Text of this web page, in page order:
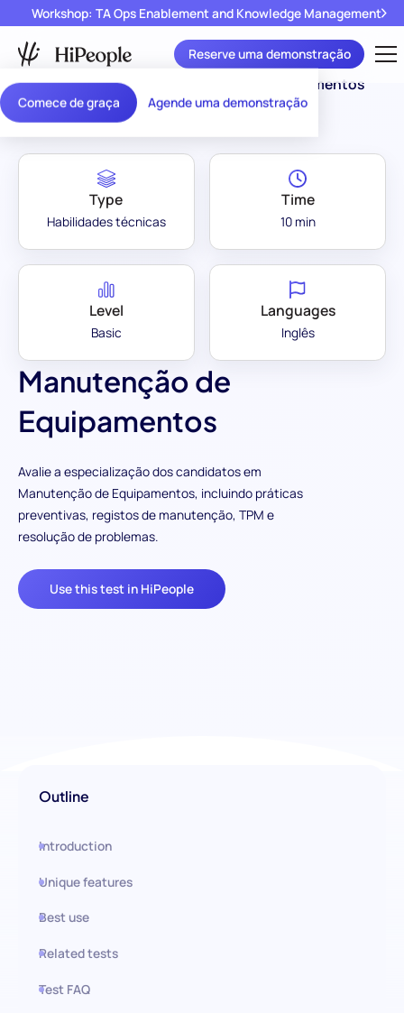
Comece de graça Agende uma demonstração
Workshop: TA Ops Enablement and Knowledge Management
Reserve uma demonstração
Assessment Library Manutenção de Equipamentos
Manutenção de
Equipamentos
Avalie a especialização dos candidatos em
Manutenção de Equipamentos, incluindo práticas
preventivas, registos de manutenção, TPM e
resolução de problemas.
Use this test in HiPeople
Type
Habilidades técnicas
Time
10 min
Level
Basic
Languages
Inglês
Outline
Introduction
Unique features
Best use
Related tests
Test FAQ